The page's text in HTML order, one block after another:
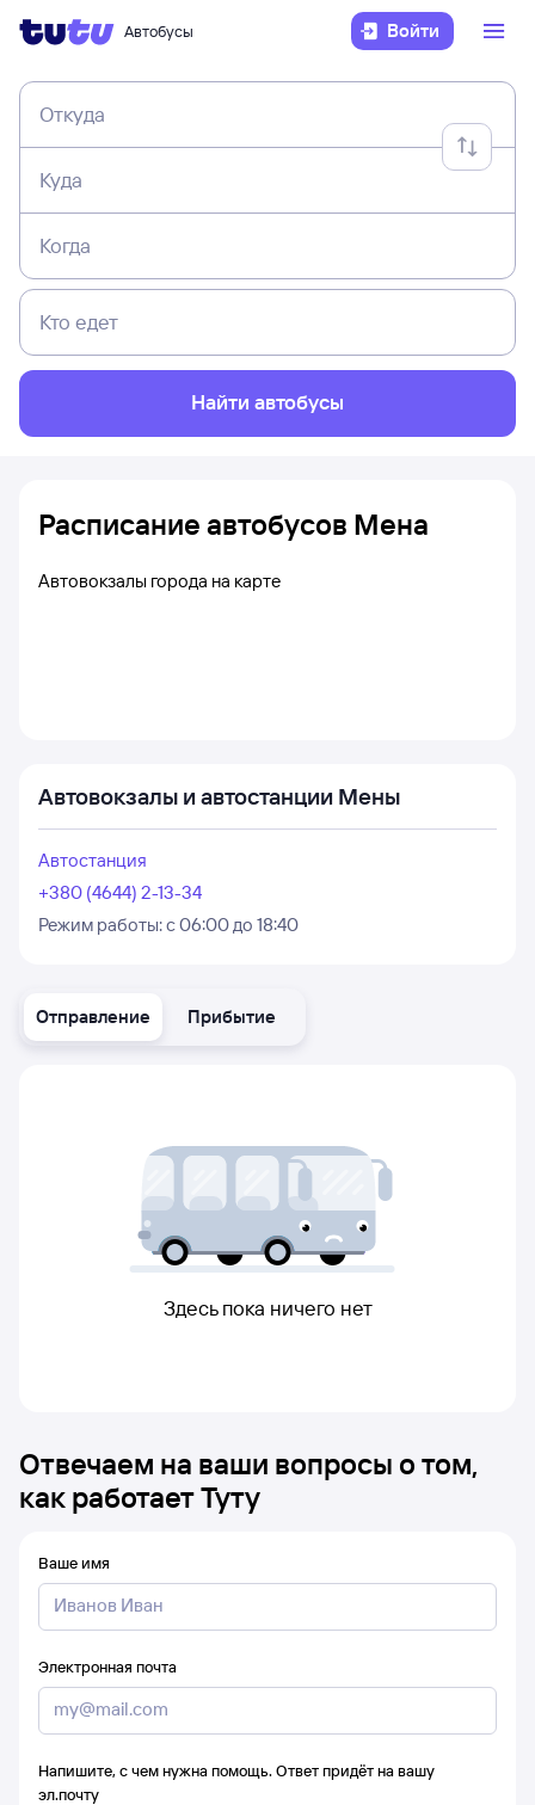
Автобусы Войти
Откуда
Куда
Когда
Кто едет
Найти автобусы
Отправление Прибытие
Здесь пока ничего нет
Отвечаем на ваши вопросы о том,
как работает Туту
Ваше имя
Электронная почта
Напишите, с чем нужна помощь. Ответ придёт на вашу
эл.почту
Расписание автобусов Мена
Автовокзалы города на карте
Автовокзалы и автостанции Мены
Автостанция
+380 (4644) 2-13-34
Режим работы:с 06:00 до 18:40